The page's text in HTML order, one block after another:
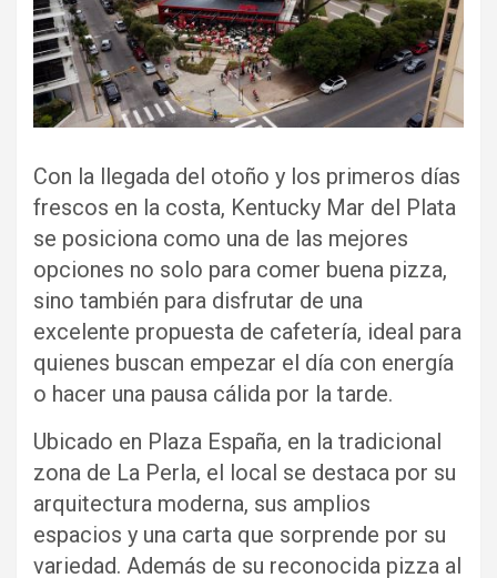
Con la llegada del otoño y los primeros días
frescos en la costa, Kentucky Mar del Plata
se posiciona como una de las mejores
opciones no solo para comer buena pizza,
sino también para disfrutar de una
excelente propuesta de cafetería, ideal para
quienes buscan empezar el día con energía
o hacer una pausa cálida por la tarde.
Ubicado en Plaza España, en la tradicional
zona de La Perla, el local se destaca por su
arquitectura moderna, sus amplios
espacios y una carta que sorprende por su
variedad. Además de su reconocida pizza al